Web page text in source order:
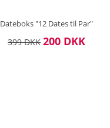
Dateboks "12 Dates til Par"
399 DKK 200 DKK